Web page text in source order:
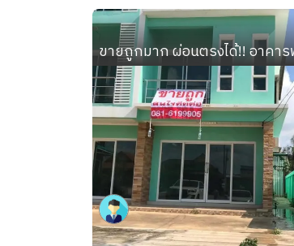
ขายถูกมาก ผ่อนตรงได้!! อาคา